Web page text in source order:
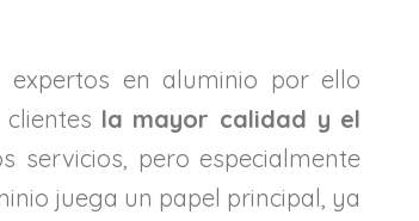
expertos en aluminio por ello
la mayor calidad y el
servicios, pero especialmente
juega un papel principal, ya